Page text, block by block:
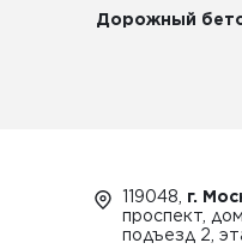
Дорожный
119048, г.
проспект,
подъезд 2,